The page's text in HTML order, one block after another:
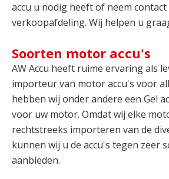
accu u nodig heeft of neem
verkoopafdeling. Wij helpen u
Soorten motor accu's
AW Accu heeft ruime ervaring als
importeur van motor accu's voor
hebben wij onder andere een Gel
voor uw motor. Omdat wij elke
rechtstreeks importeren van de
kunnen wij u de accu's tegen zeer
aanbieden.